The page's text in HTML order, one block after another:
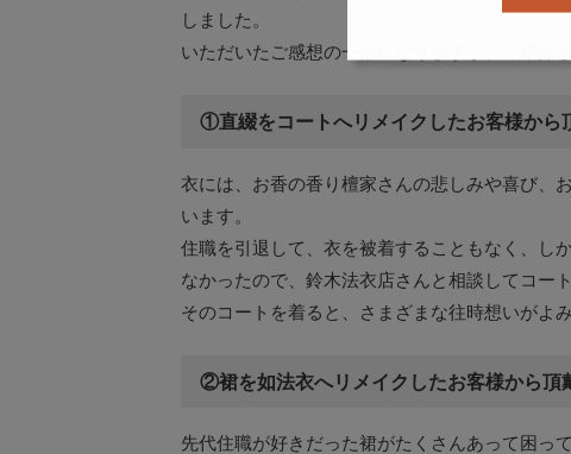
しました。
いただいたご感想の一部になりますが、ご紹介
①直綴をコートへリメイクしたお客様から
衣には、お香の香り檀家さんの悲しみや喜び、
います。
住職を引退して、衣を被着することもなく、し
なかったので、鈴木法衣店さんと相談してコー
そのコートを着ると、さまざまな往時想いがよ
②裙を如法衣へリメイクしたお客様から頂
先代住職が好きだった裙がたくさんあって困って